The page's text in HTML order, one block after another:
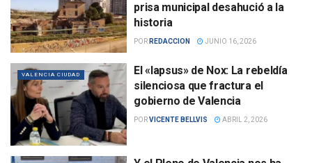
prisa municipal desahució a la
historia
POR REDACCION JUNIO 16, 2026
VALENCIA CIUDAD
El «lapsus» de Nox: La rebeldía
silenciosa que fractura el
gobierno de Valencia
PORVICENTE BELLVIS ABRIL 2, 2026